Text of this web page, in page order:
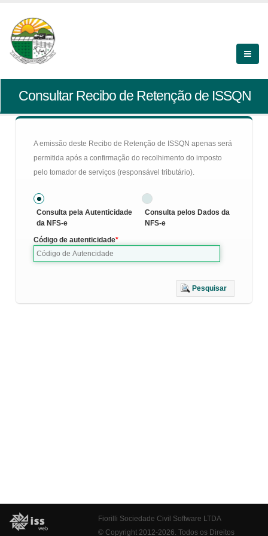
Consultar Recibo de Retenção de ISSQN
A emissão deste Recibo de Retenção de ISSQN apenas será
permitida após a confirmação do recolhimento do imposto
pelo tomador de serviços (responsável tributário).
Consulta pela Autenticidade
da NFS-e
Consulta pelos Dados da
NFS-e
Código de autenticidade
Pesquisar
Fiorilli Sociedade Civil Software LTDA
© Copyright 2012-2026. Todos os Direitos